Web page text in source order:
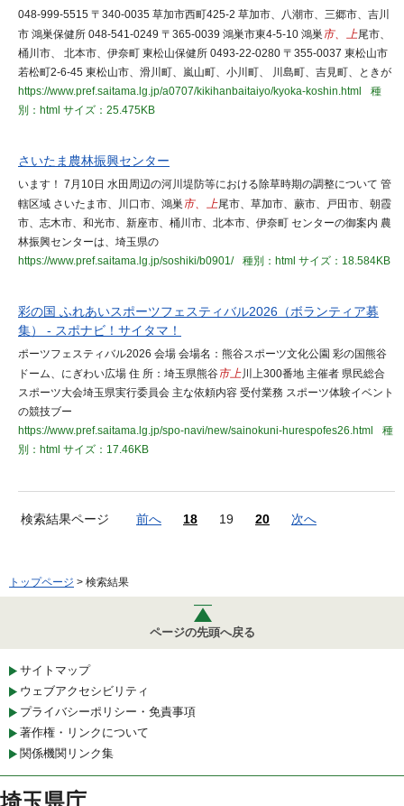
048-999-5515 〒340-0035 草加市西町425-2 草加市、八潮市、三郷市、吉川
市 鴻巣保健所 048-541-0249 〒365-0039 鴻巣市東4-5-10 鴻巣 市、上尾市、
桶川市、 北本市、伊奈町 東松山保健所 0493-22-0280 〒355-0037 東松山市
若松町2-6-45 東松山市、滑川町、嵐山町、小川町、 川島町、吉見町、ときが
https://www.pref.saitama.lg.jp/a0707/kikihanbaitaiyo/kyoka-koshin.html
種
別：html サイズ：25.475KB
さいたま農林振興センター
います！ 7月10日 水田周辺の河川堤防等における除草時期の調整について 管
轄区域 さいたま市、川口市、鴻巣 市、上尾市、草加市、蕨市、戸田市、朝霞
市、志木市、和光市、新座市、桶川市、北本市、伊奈町 センターの御案内 農
林振興センターは、埼玉県の
https://www.pref.saitama.lg.jp/soshiki/b0901/
種別：html サイズ：18.584KB
彩の国 ふれあいスポーツフェスティバル2026（ボランティア募
集） - スポナビ！サイタマ！
ポーツフェスティバル2026 会場 会場名：熊谷スポーツ文化公園 彩の国熊谷
ドーム、にぎわい広場 住 所：埼玉県熊谷市上川上300番地 主催者 県民総合
スポーツ大会埼玉県実行委員会 主な依頼内容 受付業務 スポーツ体験イベント
の競技ブー
https://www.pref.saitama.lg.jp/spo-navi/new/sainokuni-hurespofes26.html
種
別：html サイズ：17.46KB
検索結果ページ 前へ 18 19 20 次へ
トップページ > 検索結果
ページの先頭へ戻る
サイトマップ
ウェブアクセシビリティ
プライバシーポリシー・免責事項
著作権・リンクについて
関係機関リンク集